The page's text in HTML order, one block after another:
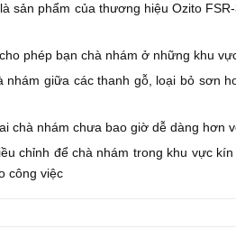
sản phẩm của thương hiệu Ozito
phép bạn chà nhám ở những khu
nhám giữa các thanh gỗ, loại bỏ sơn
chà nhám chưa bao giờ dễ dàng hơn
chỉnh để chà nhám trong khu vực
công việc